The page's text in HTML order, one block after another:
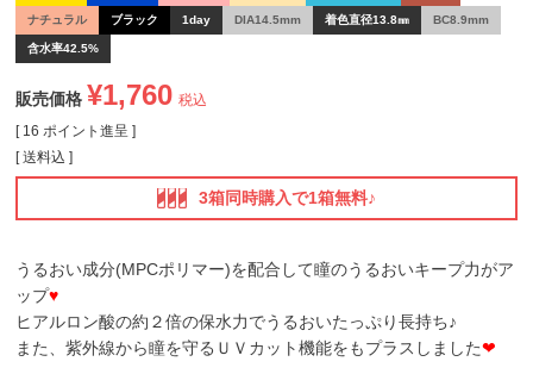
ナチュラル ブラック 1day DIA14.5mm 着色直径13.8㎜ BC8.9mm
含水率42.5%
販売価格 ¥1,760 税込
[ 16 ポイント進呈 ]
送料込
3箱同時購入で1箱無料♪
うるおい成分(MPCポリマー)を配合して瞳のうるおいキープ力がア
ップ♥
ヒアルロン酸の約２倍の保水力でうるおいたっぷり長持ち♪
また、紫外線から瞳を守るＵＶカット機能をもプラスしました❤